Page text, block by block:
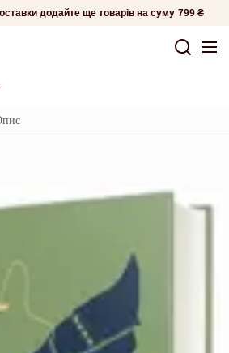
додайте ще товарів на суму 799 ₴